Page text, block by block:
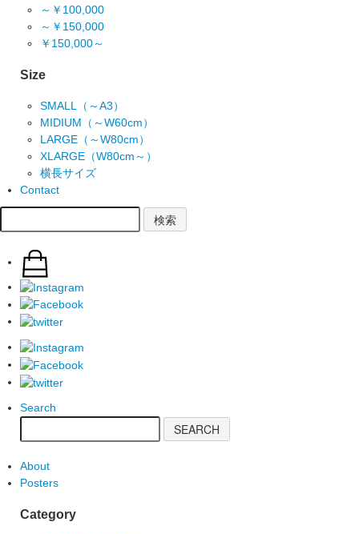
～￥100,000
～￥150,000
￥150,000～
Size
SMALL（～A3）
MIDIUM（～W60cm）
LARGE（～W80cm）
XLARGE（W80cm～）
横長サイズ
Contact
Search
About
Posters
Category